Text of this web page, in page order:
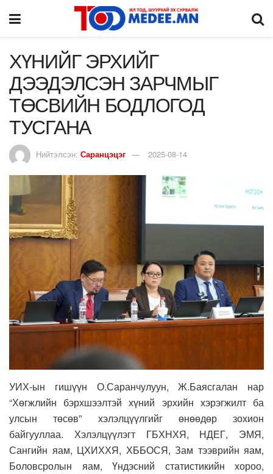
ХҮНИЙГ ЭРХИЙГ
ДЭЭДЭЛСЭН ЗАРЧМЫГ
ТӨСВИЙН БОДЛОГОД
ТУСГАНА
Нийтэлсэн: Саранцэцэг 2025-08-14
УИХ-ын гишүүн О.Саранчулуун, Ж.Баясгалан нар
“Хөгжлийн бэрхшээлтэй хүний эрхийн хэрэгжилт ба
улсын төсөв” хэлэлцүүлгийг өнөөдөр зохион
байгууллаа. Хэлэлцүүлэгт ГБХНХЯ, НДЕГ, ЭМЯ,
Сангийн яам, ЦХИХХЯ, ХББОСЯ, Зам тээврийн яам,
Боловсролын яам, Үндэсний статистикийн хороо,